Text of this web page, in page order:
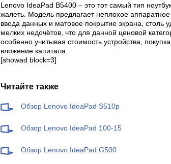
Lenovo IdeaPad B5400 – это тот самый тип
жалеть. Модель предлагает неплохое
ввода данных и матовое покрытие экрана, столь
мелких недочётов, что для данной ценовой
особенно учитывая стоимость устройства,
вложение капитала.
[showad block=3]
Читайте также
Обзор Lenovo IdeaPad S510p
Обзор Lenovo IdeaPad 100-15
Обзор Lenovo IdeaPad G500